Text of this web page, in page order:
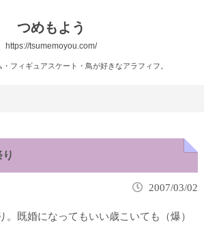
つめもよう
https://tsumemoyou.com/
フィギュアスケート・鳥が好きなアラフィフ。
2007/03/02
。既婚になってもいい歳こいても
（爆）